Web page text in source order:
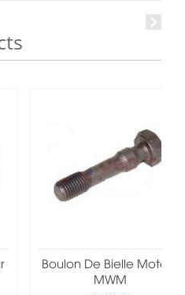
Boulon De Bielle Moteur
MWM